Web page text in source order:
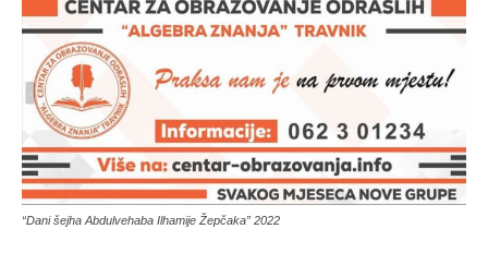
“Dani šejha Abdulvehaba Ilhamije Žepčaka” 2022